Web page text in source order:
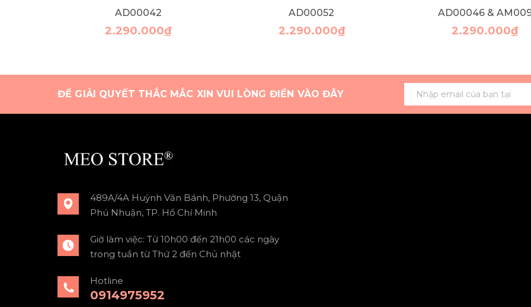
AD00042
2.290.000₫
AD00052
2.290.000₫
AD00046 &
2.290.000₫
ĐỂ GIẢI QUYẾT THẮC MẮC XIN VUI LÒNG ĐIỀN VÀO ĐÂY
489A/4A Huỳnh Văn Bánh, Phường 13, Quận
Phú Nhuận, TP. Hồ Chí Minh
Giờ làm việc: Từ 10h00 đến 21h00 các ngày
trong tuần từ Thứ 2 đến Chủ nhật
Hotline
0914975952